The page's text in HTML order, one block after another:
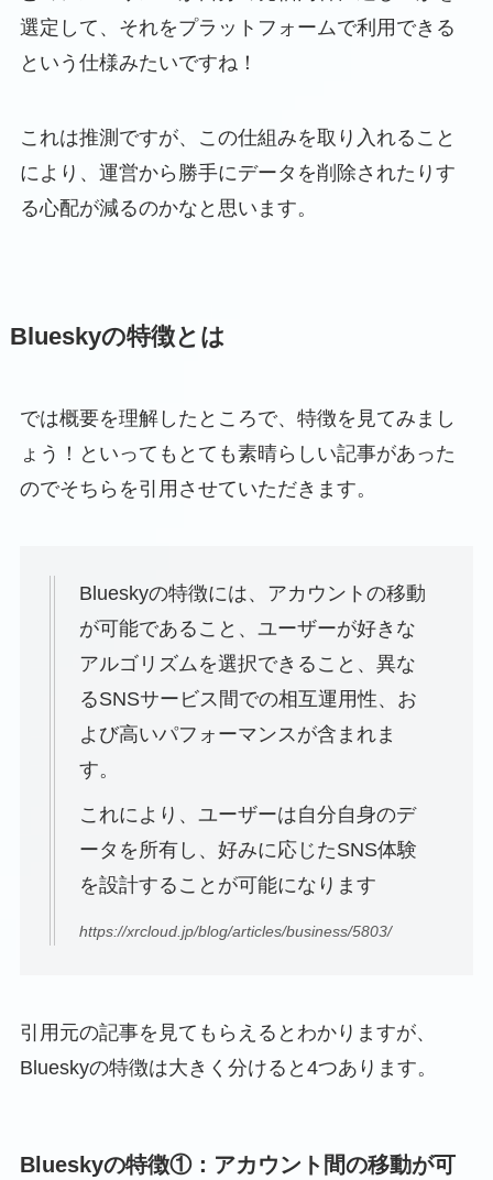
選定して、それをプラットフォームで利用できる
という仕様みたいですね！
これは推測ですが、この仕組みを取り入れること
により、運営から勝手にデータを削除されたりす
る心配が減るのかなと思います。
Blueskyの特徴とは
では概要を理解したところで、特徴を見てみまし
ょう！といってもとても素晴らしい記事があった
のでそちらを引用させていただきます。
Blueskyの特徴には、アカウントの移動
が可能であること、ユーザーが好きな
アルゴリズムを選択できること、異な
るSNSサービス間での相互運用性、お
よび高いパフォーマンスが含まれま
す。
これにより、ユーザーは自分自身のデ
ータを所有し、好みに応じたSNS体験
を設計することが可能になります
https://xrcloud.jp/blog/articles/business/5803/
引用元の記事を見てもらえるとわかりますが、
Blueskyの特徴は大きく分けると4つあります。
Blueskyの特徴①：アカウント間の移動が可